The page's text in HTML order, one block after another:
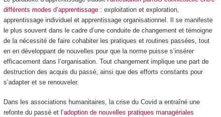
différents modes d’apprentissage: exploitation et exploration,
apprentissage individuel et apprentissage organisationnel. Il se manifeste
le plus souvent dans le cadre d’une conduite de changement et témoigne
de la nécessité de faire cohabiter les pratiques et routines passées, tout
en en développant de nouvelles pour que la norme puisse s’insérer
efficacement dans l’organisation. Tout changement implique une part de
destruction des acquis du passé, ainsi que des efforts constants pour
s’adapter et se renouveler.
Dans les associations humanitaires, la crise du Covid a entraîné une
refonte du passé et l’adoption de nouvelles pratiques managériales